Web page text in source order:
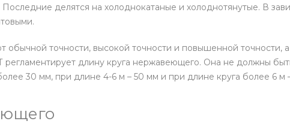
делятся на холоднокатаные и холоднотянутые. В
точности, высокой точности и повышенной
регламентирует длину круга нержавеющего. Она не должны
30 мм, при длине 4-6 м – 50 мм и при длине круга более 6 м